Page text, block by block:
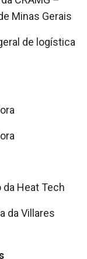
Minas Gerais
de logística
Heat Tech
da Villares